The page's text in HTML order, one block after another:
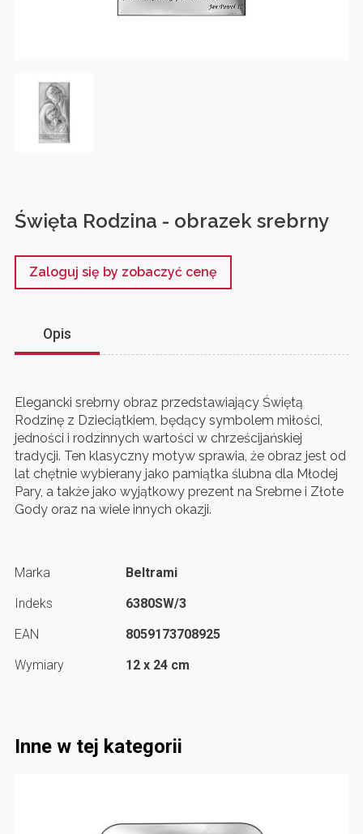
Święta Rodzina - obrazek srebrny
Zaloguj się by zobaczyć cenę
Opis
Elegancki srebrny obraz przedstawiający Świętą
Rodzinę z Dzieciątkiem, będący symbolem miłości,
jedności i rodzinnych wartości w chrześcijańskiej
tradycji. Ten klasyczny motyw sprawia, że obraz jest od
lat chętnie wybierany jako pamiątka ślubna dla Młodej
Pary, a także jako wyjątkowy prezent na Srebrne i Złote
Gody oraz na wiele innych okazji.
Marka
Beltrami
Indeks
6380SW/3
EAN
8059173708925
Wymiary
12 x 24 cm
Inne w tej kategorii